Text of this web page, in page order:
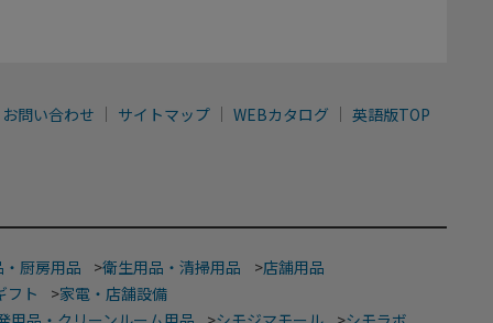
お問い合わせ サイトマップ WEBカタログ 英語版TOP
厨房用品 >衛生用品・清掃用品 >店舗用品
フト
>家電・店舗設備